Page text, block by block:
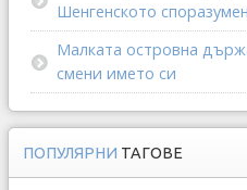
Шенгенското
Малката островна
смени името си
ПОПУЛЯРНИ ТАГОВЕ